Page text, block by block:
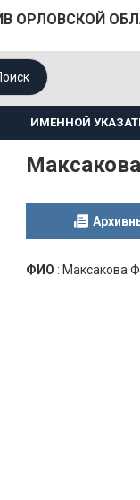
ОРЛОВСКОЙ
ИМЕННОЙ
ФИО : Максакова